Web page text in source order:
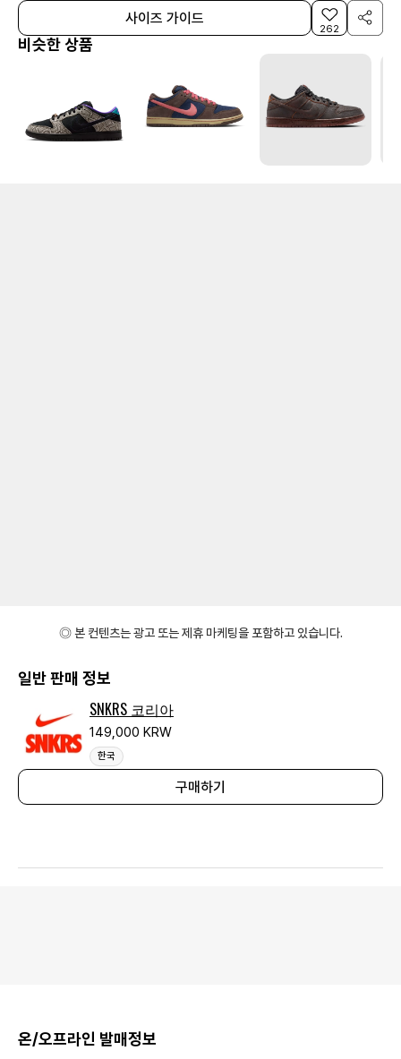
사이즈 가이드
262
비슷한 상품
◎ 본 컨텐츠는 광고 또는 제휴 마케팅을 포함하고 있습니다.
일반 판매 정보
SNKRS 코리아
149,000 KRW
한국
구매하기
온/오프라인 발매정보